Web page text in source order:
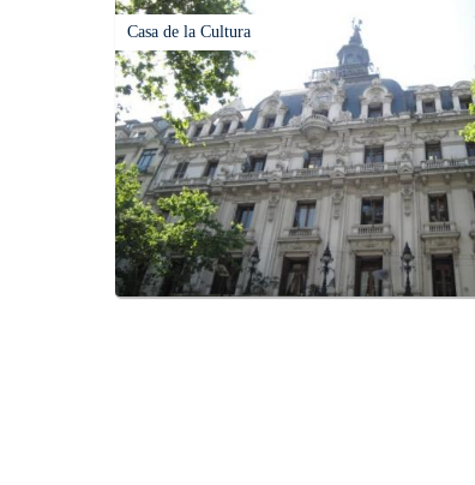
Casa de la Cultura